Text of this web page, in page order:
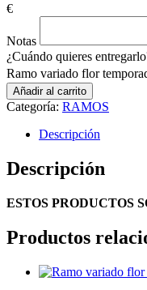
€
Notas
¿Cuándo quieres
Ramo variado flor
Añadir al carrito
Categoría: RAMOS
Descripción
Descripción
ESTOS PRODUCTOS
Productos